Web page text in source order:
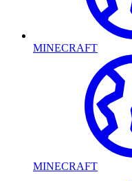
MINECRAFT
MINECRAFT